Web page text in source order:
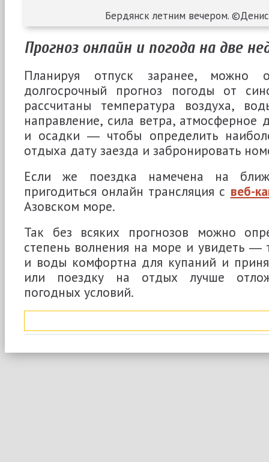
Бердянск летним вечером.
Прогноз онлайн и погода на две
Планируя отпуск заранее, можно
долгосрочный прогноз погоды от
рассчитаны температура воздуха,
направление, сила ветра, атмосферное
и осадки ― чтобы определить
отдыха дату заезда и забронировать
Если же поездка намечена на
пригодиться онлайн трансляция с веб-
Азовском море.
Так без всяких прогнозов можно
степень волнения на море и увидеть ―
и воды комфортна для купаний и
или поездку на отдых лучше
погодных условий.